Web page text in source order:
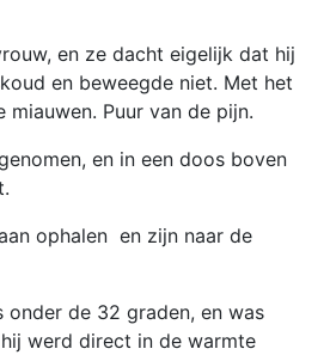
en ze dacht eigelijk dat hij
en beweegde niet. Met het
Puur van de pijn.
en in een doos boven
ophalen en zijn naar de
onder de 32 graden, en was
werd direct in de warmte